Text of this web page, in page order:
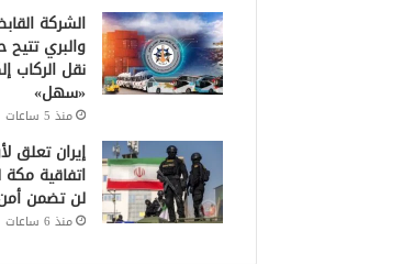
الشركة
والبري
نقل الركاب
«سهل»
منذ 5 ساعات
إيران تعلق
اتفاقية
لن تضمن
منذ 6 ساعات